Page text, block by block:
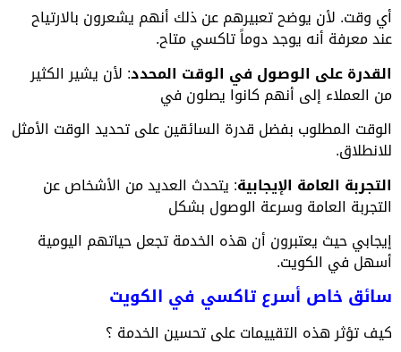
أي وقت. لأن يوضح تعبيرهم عن ذلك أنهم يشعرون بالارتياح
عند معرفة أنه يوجد دوماً تاكسي متاح.
القدرة على الوصول في الوقت المحدد: لأن يشير الكثير
من العملاء إلى أنهم كانوا يصلون في
الوقت المطلوب بفضل قدرة السائقين على تحديد الوقت الأمثل
للانطلاق.
التجربة العامة الإيجابية: يتحدث العديد من الأشخاص عن
التجربة العامة وسرعة الوصول بشكل
إيجابي حيث يعتبرون أن هذه الخدمة تجعل حياتهم اليومية
أسهل في الكويت.
سائق خاص أسرع تاكسي في الكويت
كيف تؤثر هذه التقييمات على تحسين الخدمة ؟